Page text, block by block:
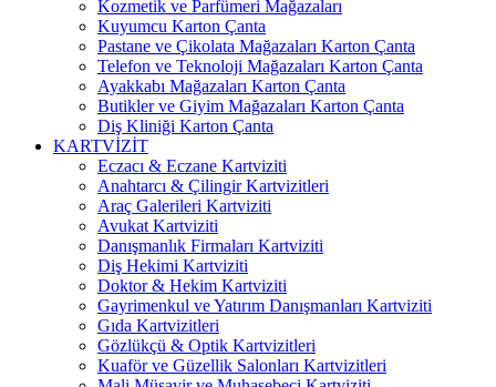
Kozmetik ve Parfümeri Mağazaları
Kuyumcu Karton Çanta
Pastane ve Çikolata Mağazaları Karton Çanta
Telefon ve Teknoloji Mağazaları Karton Çanta
Ayakkabı Mağazaları Karton Çanta
Butikler ve Giyim Mağazaları Karton Çanta
Diş Kliniği Karton Çanta
KARTVİZİT
Eczacı & Eczane Kartviziti
Anahtarcı & Çilingir Kartvizitleri
Araç Galerileri Kartviziti
Avukat Kartviziti
Danışmanlık Firmaları Kartviziti
Diş Hekimi Kartviziti
Doktor & Hekim Kartviziti
Gayrimenkul ve Yatırım Danışmanları Kartviziti
Gıda Kartvizitleri
Gözlükçü & Optik Kartvizitleri
Kuaför ve Güzellik Salonları Kartvizitleri